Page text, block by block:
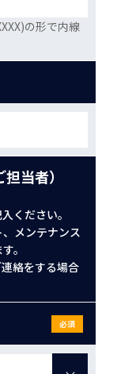
の形で内線
当者）
ください。
メンテナンス
。
絡をする場合
必須